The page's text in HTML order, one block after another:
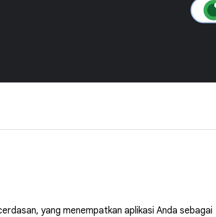
yang menempatkan aplikasi Anda sebagai